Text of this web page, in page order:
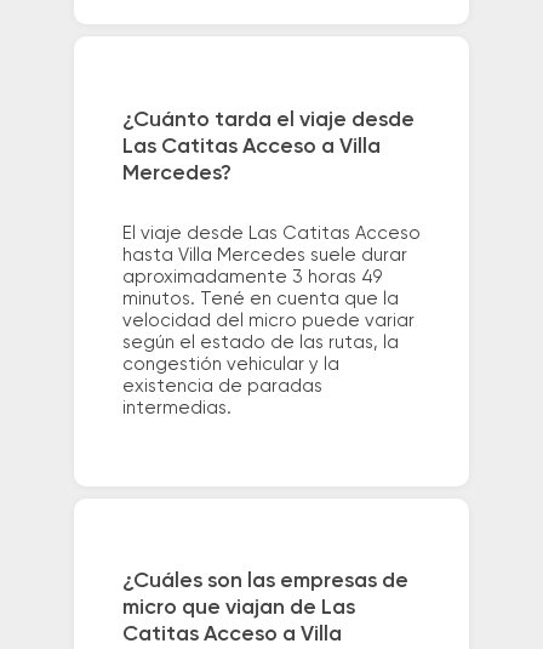
¿Cuánto tarda el viaje desde
Las Catitas Acceso a Villa
Mercedes?
El viaje desde Las Catitas Acceso
hasta Villa Mercedes suele durar
aproximadamente 3 horas 49
minutos. Tené en cuenta que la
velocidad del micro puede variar
según el estado de las rutas, la
congestión vehicular y la
existencia de paradas
intermedias.
¿Cuáles son las empresas de
micro que viajan de Las
Catitas Acceso a Villa